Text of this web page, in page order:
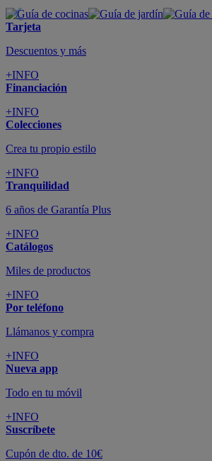
Tarjeta
Descuentos y más
+INFO
Financiación
+INFO
Colecciones
Crea tu propio estilo
+INFO
Tranquilidad
6 años de Garantía Plus
+INFO
Catálogos
Miles de productos
+INFO
Por teléfono
Llámanos y compra
+INFO
Nueva app
Todo en tu móvil
+INFO
Suscríbete
Cupón de dto. de 10€